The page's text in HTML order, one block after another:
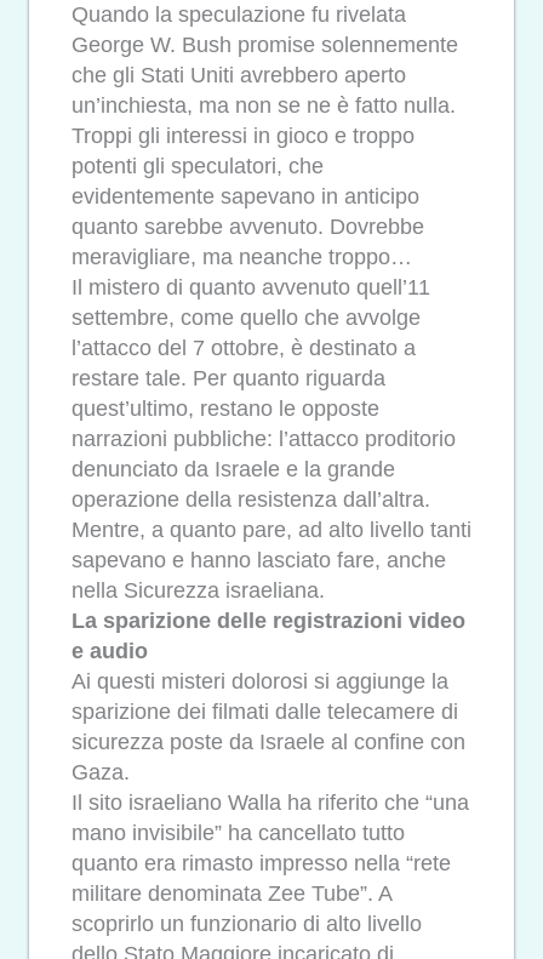
Quando la speculazione fu rivelata
George W. Bush promise solennemente
che gli Stati Uniti avrebbero aperto
un’inchiesta, ma non se ne è fatto nulla.
Troppi gli interessi in gioco e troppo
potenti gli speculatori, che
evidentemente sapevano in anticipo
quanto sarebbe avvenuto. Dovrebbe
meravigliare, ma neanche troppo…
Il mistero di quanto avvenuto quell’11
settembre, come quello che avvolge
l’attacco del 7 ottobre, è destinato a
restare tale. Per quanto riguarda
quest’ultimo, restano le opposte
narrazioni pubbliche: l’attacco proditorio
denunciato da Israele e la grande
operazione della resistenza dall’altra.
Mentre, a quanto pare, ad alto livello tanti
sapevano e hanno lasciato fare, anche
nella Sicurezza israeliana.
La sparizione delle registrazioni video
e audio
Ai questi misteri dolorosi si aggiunge la
sparizione dei filmati dalle telecamere di
sicurezza poste da Israele al confine con
Gaza.
Il sito israeliano Walla ha riferito che “una
mano invisibile” ha cancellato tutto
quanto era rimasto impresso nella “rete
militare denominata Zee Tube”. A
scoprirlo un funzionario di alto livello
dello Stato Maggiore incaricato di